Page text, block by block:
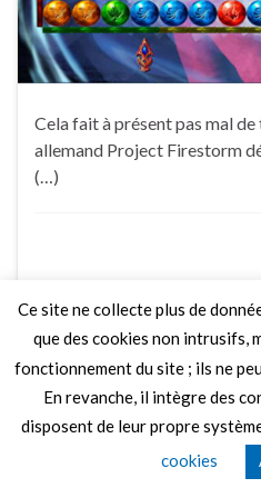
Cela fait à présent pas mal
allemand Project Firestorm
(…)
© 2026 Le Mag de MO5.COM.
Construit avec
parThèmes Graphene.
Ce site ne collecte plus de
que des cookies non intrusifs,
fonctionnement du site ; ils ne
En revanche, il intègre des
disposent de leur propre
cookies